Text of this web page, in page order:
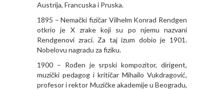
Austrija, Francuska i Pruska.
1895 – Nemački fizičar Vilhelm Konrad Rendgen
otkrio je X zrake koji su po njemu nazvani
Rendgenovi zraci. Za taj izum dobio je 1901.
Nobelovu nagradu za fiziku.
1900 – Rođen je srpski kompozitor, dirigent,
muzički pedagog i kritičar Mihailo Vukdragović,
profesor i rektor Muzičke akademije u Beogradu,